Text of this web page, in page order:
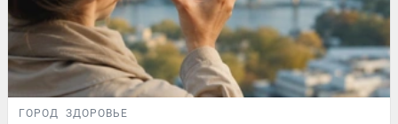
ГОРОД ЗДОРОВЬЕ